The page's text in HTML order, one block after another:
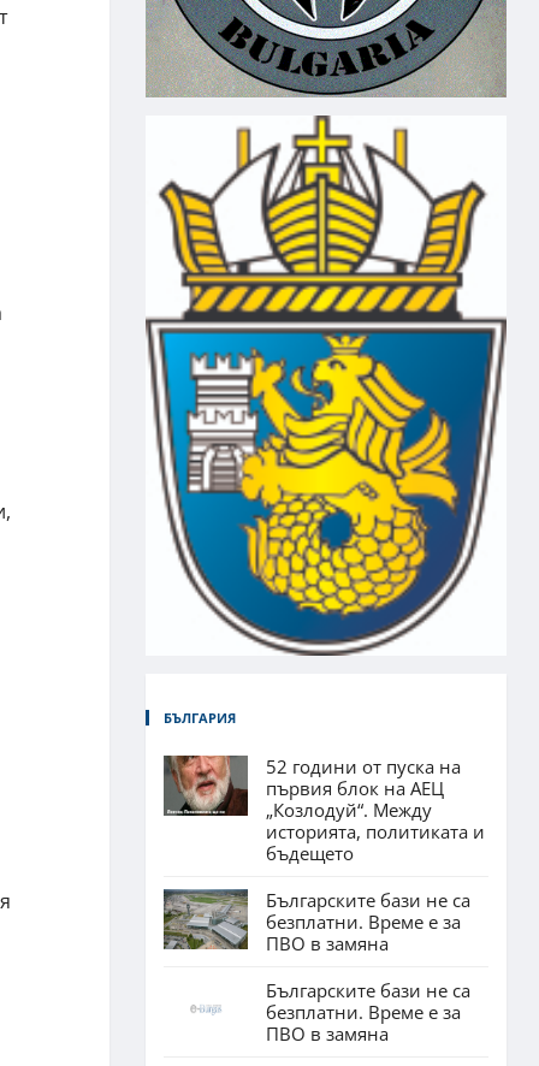
БЪЛГАРИЯ
52 години от пуска на
първия блок на АЕЦ
„Козлодуй“. Между
историята, политиката и
бъдещето
Българските бази не са
безплатни. Време е за
ПВО в замяна
Българските бази не са
безплатни. Време е за
ПВО в замяна